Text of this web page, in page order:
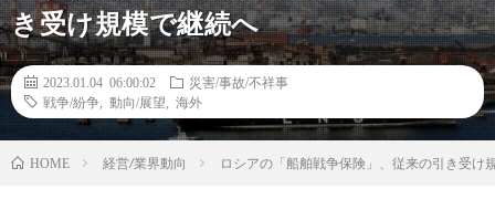
き受け規模で継続へ
2023.01.04 06:00:02
災害/事故/不祥事
戦争/紛争
動向/展望 海外
HOME 経営/業界動向 ロシアの「船舶戦争保険」、従来の引き受け